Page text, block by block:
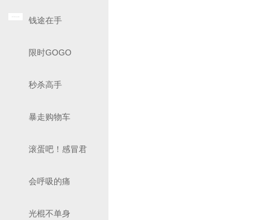
钱途在手
限时GOGO
秒杀高手
暴走购物车
滚蛋吧！感冒君
会呼吸的痛
光棍不单身